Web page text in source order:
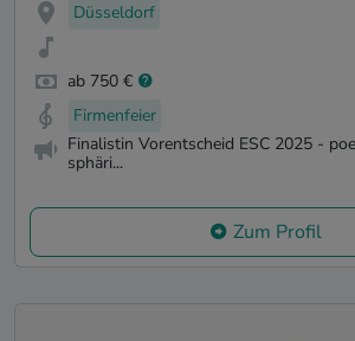
Düsseldorf
ab 750 €
Firmenfeier
Finalistin Vorentscheid ESC 2025 -
sphäri...
Zum Profil